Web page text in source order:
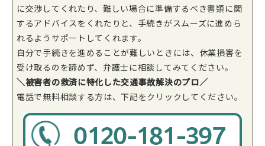
に交渉してくれたり、難しい場合に準備するべき書類に関
するアドバイスをくれたりと、手続きがスムーズに進めら
れるようサポートしてくれます。
自分で手続きを進めることが難しいときには、休業損害を
受け取るのを諦めず、弁護士に相談してみてください。
＼被害者の救済に特化した交通事故解決のプロ／
電話で無料相談する方は、下記をクリックしてください。